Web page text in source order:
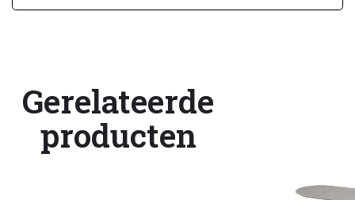
Gerelateerde
producten